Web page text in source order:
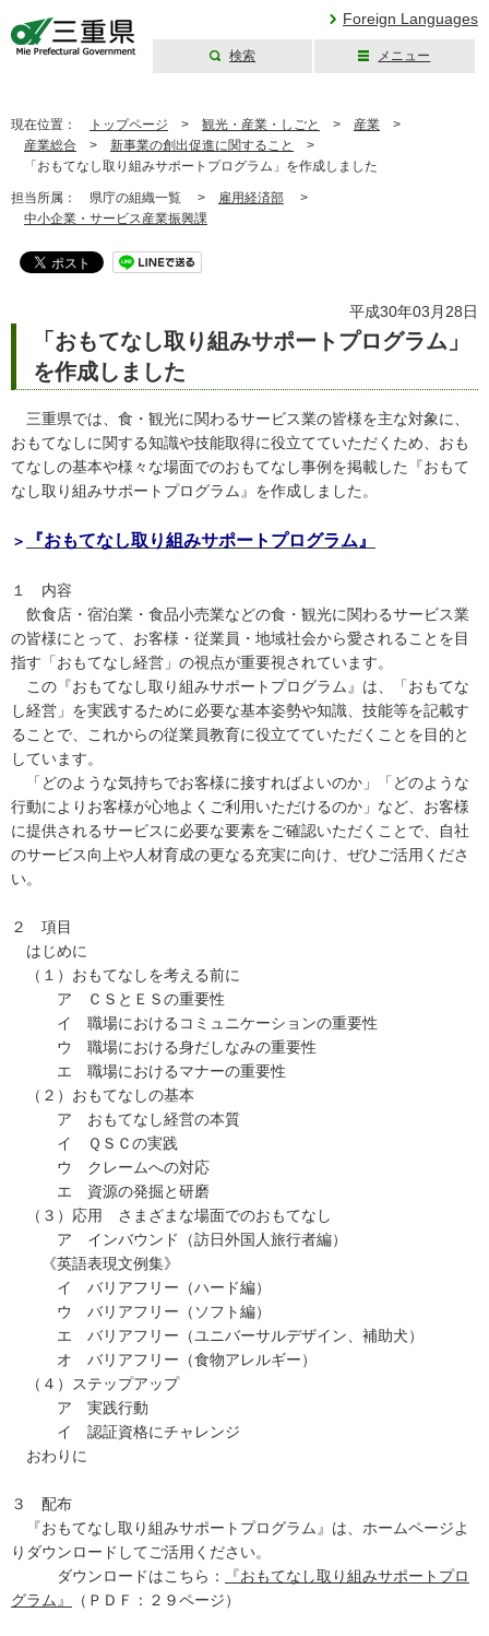
Foreign Languages
検索 メニュー
現在位置： トップページ > 観光・産業・しごと > 産業 >
産業総合 > 新事業の創出促進に関すること
>
「おもてなし取り組みサポートプログラム」を作成しました
担当所属： 県庁の組織一覧 > 雇用経済部 >
中小企業・サービス産業振興課
平成30年03月28日
「おもてなし取り組みサポートプログラム」
を作成しました
三重県では、食・観光に関わるサービス業の皆様を主な対象に、
おもてなしに関する知識や技能取得に役立てていただくため、おも
てなしの基本や様々な場面でのおもてなし事例を掲載した『おもて
なし取り組みサポートプログラム』を作成しました。
＞ 『おもてなし取り組みサポートプログラム』
１ 内容
飲食店・宿泊業・食品小売業などの食・観光に関わるサービス業
の皆様にとって、お客様・従業員・地域社会から愛されることを目
指す「おもてなし経営」の視点が重要視されています。
この『おもてなし取り組みサポートプログラム』は、「おもてな
し経営」を実践するために必要な基本姿勢や知識、技能等を記載す
ることで、これからの従業員教育に役立てていただくことを目的と
しています。
「どのような気持ちでお客様に接すればよいのか」「どのような
行動によりお客様が心地よくご利用いただけるのか」など、お客様
に提供されるサービスに必要な要素をご確認いただくことで、自社
のサービス向上や人材育成の更なる充実に向け、ぜひご活用くださ
い。
２ 項目
はじめに
（１）おもてなしを考える前に
ア ＣＳとＥＳの重要性
イ 職場におけるコミュニケーションの重要性
ウ 職場における身だしなみの重要性
エ 職場におけるマナーの重要性
（２）おもてなしの基本
ア おもてなし経営の本質
イ ＱＳＣの実践
ウ クレームへの対応
エ 資源の発掘と研磨
（３）応用 さまざまな場面でのおもてなし
ア インバウンド（訪日外国人旅行者編）
《英語表現文例集》
イ バリアフリー（ハード編）
ウ バリアフリー（ソフト編）
エ バリアフリー（ユニバーサルデザイン、補助犬）
オ バリアフリー（食物アレルギー）
（４）ステップアップ
ア 実践行動
イ 認証資格にチャレンジ
おわりに
３ 配布
『おもてなし取り組みサポートプログラム』は、ホームページよ
りダウンロードしてご活用ください。
ダウンロードはこちら：
『おもてなし取り組みサポートプロ
グラム』
（ＰＤＦ：２９ページ）